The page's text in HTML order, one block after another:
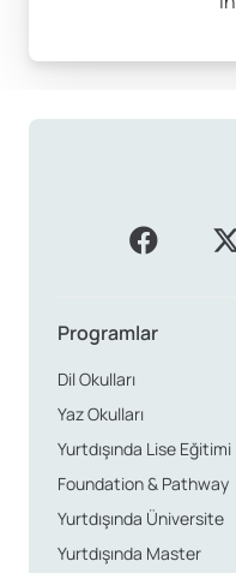
Programlar
Dil Okulları
Yaz Okulları
Yurtdışında Lise Eğitimi
Foundation & Pathway
Yurtdışında Üniversite
Yurtdışında Master